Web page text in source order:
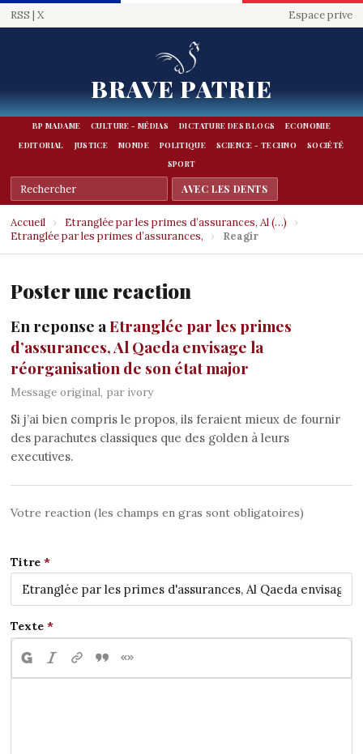
RSS | X Espace prive
BRAVE PATRIE
BP MADAME CULTURE - MÉDIAS DICTATURE DES BLOGS
ECONOMIE
EDITORIAL
JUSTICE MONDE POLITIQUE SCIENCE - TECHNO
SOCIÉTÉ
SPORT
Accueil › Etranglée par les primes d’assurances, Al (…)
›
Etranglée par les primes d’assurances,
› Reagir
Poster une reaction
En reponse aEtranglée par les primes
d’assurances, Al Qaeda envisage la
réorganisation de son état major
Message original, par ivory
Si j’ai bien compris le propos, ils feraient mieux de fournir
des parachutes classiques que des golden à leurs
executives.
Votre reaction (les champs en gras sont obligatoires)
Titre
Texte